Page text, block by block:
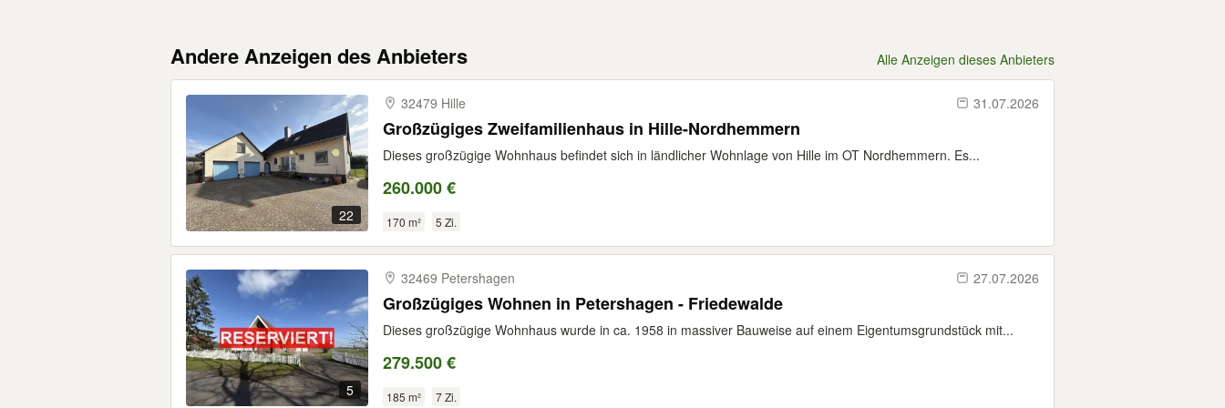
Andere Anzeigen des Anbieters Alle Anzeigen dieses Anbieters
22
32479 Hille 31.07.2026
Großzügiges Zweifamilienhaus in Hille-Nordhemmern
Dieses großzügige Wohnhaus befindet sich in ländlicher Wohnlage von Hille im OT Nordhemmern. Es...
260.000 €
170 m² 5 Zi.
5
32469 Petershagen 27.07.2026
Großzügiges Wohnen in Petershagen - Friedewalde
Dieses großzügige Wohnhaus wurde in ca. 1958 in massiver Bauweise auf einem Eigentumsgrundstück mit...
279.500 €
185 m² 7 Zi.